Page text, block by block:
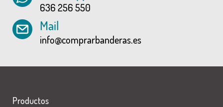
636 256 550
Mail
info@comprarbanderas.es
Productos